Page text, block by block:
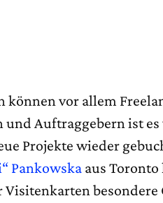
können vor allem
und Auftraggebern ist
Projekte wieder
Pankowska aus Toronto
besondere